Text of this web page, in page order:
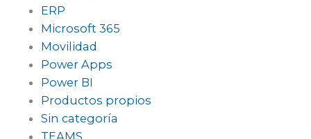
ERP
Microsoft 365
Movilidad
Power Apps
Power BI
Productos propios
Sin categoría
TEAMS